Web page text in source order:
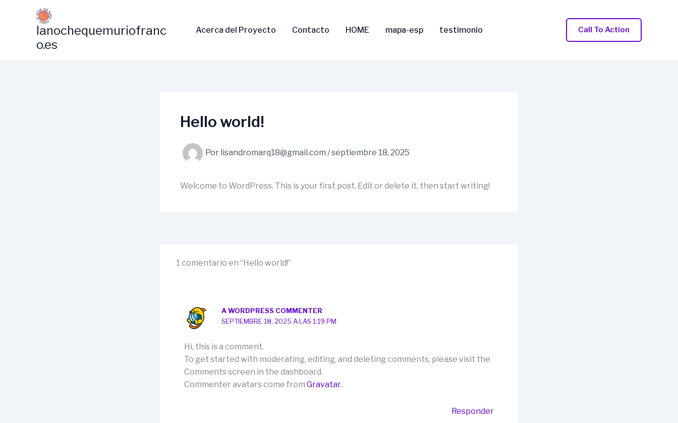
lanochequemuriofranc
o.es
Acerca del Proyecto Contacto HOME mapa-esp testimonio Call To Action
Hello world!
Por lisandromarq18@gmail.com /septiembre 18, 2025
Welcome to WordPress. This is your first post. Edit or delete it, then start writing!
1 comentario en “Hello world!”
A WORDPRESS COMMENTER
SEPTIEMBRE 18, 2025 A LAS 1:19 PM
Hi, this is a comment.
To get started with moderating, editing, and deleting comments, please visit the
Comments screen in the dashboard.
Commenter avatars come from Gravatar.
Responder